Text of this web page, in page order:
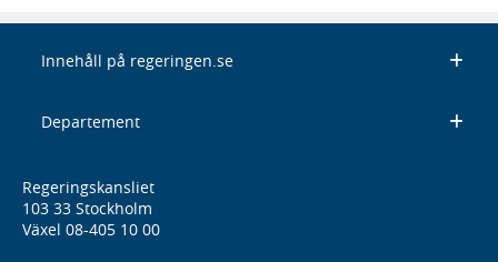
Innehåll på regeringen.se
Departement
Regeringskansliet
103 33 Stockholm
Växel 08-405 10 00